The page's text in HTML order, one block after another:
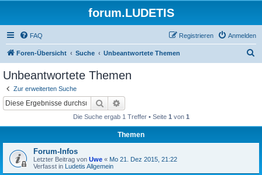
forum.LUDETIS
FAQ Anmelden
Registrieren
Foren-Übersicht Suche Unbeantwortete Themen
Unbeantwortete Themen
Zur erweiterten Suche
Suche
Die Suche ergab 1 Treffer • Seite 1 von 1
Themen
Forum-Infos
Letzter Beitrag von Uwe « Mo 21. Dez 2015, 21:22
Verfasst in Ludetis Allgemein